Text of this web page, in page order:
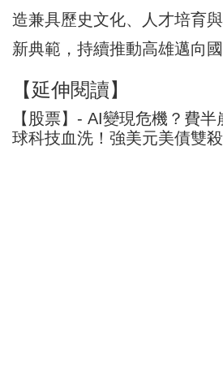
造兼具歷史文化、人才培育
新典範，持續推動高雄邁向國
【延伸閱讀】
【股票】- AI變現危機？費
球科技血洗！強美元美債雙殺